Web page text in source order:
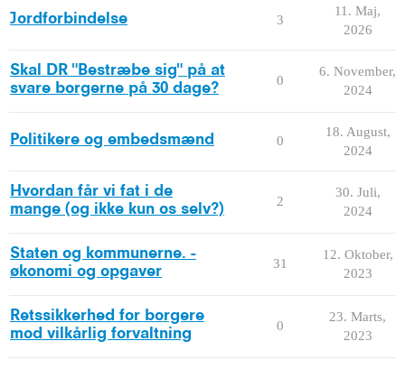
Jordforbindelse 3
11. Maj,
2026
Skal DR "Bestræbe sig" på at
svare borgerne på 30 dage?
0
6. November,
2024
Politikere og embedsmænd 0
18. August,
2024
Hvordan får vi fat i de
mange (og ikke kun os selv?)
2
30. Juli,
2024
Staten og kommunerne. -
økonomi og opgaver
31
12. Oktober,
2023
Retssikkerhed for borgere
mod vilkårlig forvaltning
0
23. Marts,
2023